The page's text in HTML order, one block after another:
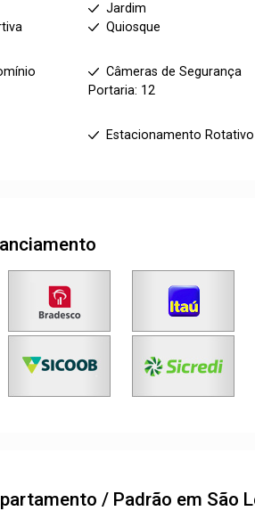
Jardim
Quiosque
Câmeras de Segurança
Portaria: 12
Estacionamento Rotativo
/ Padrão em São